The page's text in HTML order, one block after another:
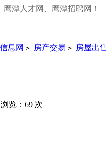
潭人才网、鹰潭招聘网！
息网 > 房产交易 > 房屋出售
览： 69 次